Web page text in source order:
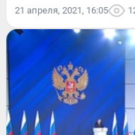
21 апреля, 2021, 16:05